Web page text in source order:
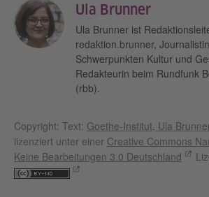
Ula Brunner
Ula Brunner ist
redaktion.brunner,
Schwerpunkten Kultur und
Redakteurin beim Rundfunk
(rbb).
Copyright: Text: Goethe-Institut, Ula
lizenziert unter einer Creative Commons
Keine Bearbeitungen 3.0 Deutschland